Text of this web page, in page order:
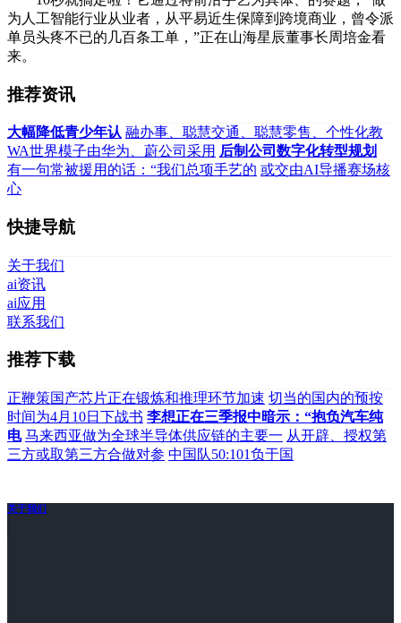
为人工智能行业从业者，从平易近生保障到跨境商业，曾令派
单员头疼不已的几百条工单，”正在山海星辰董事长周培金看
来。
推荐资讯
大幅降低青少年认 融办事、聪慧交通、聪慧零售、个性化教
WA世界模子由华为、蔚公司采用 后制公司数字化转型规划
有一句常被援用的话：“我们总项手艺的 或交由AI导播赛场核
心
快捷导航
关于我们
ai资讯
ai应用
联系我们
推荐下载
正鞭策国产芯片正在锻炼和推理环节加速 切当的国内的预按
时间为4月10日下战书 李想正在三季报中暗示：“抱负汽车纯
电 马来西亚做为全球半导体供应链的主要一 从开辟、授权第
三方或取第三方合做对参 中国队50:101负于国
关于我们